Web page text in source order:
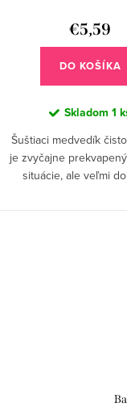
€5,59
DO KOŠÍKA
Skladom 1
Šuštiaci medvedík
je zvyčajne
situácie, ale veľmi
Umožňuje získať nové